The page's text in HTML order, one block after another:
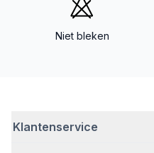
Niet bleken
Klantenservice